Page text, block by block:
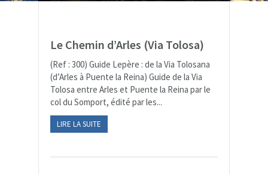
Le Chemin d’Arles (Via Tolosa)
(Ref : 300) Guide Lepère : de la Via Tolosana
(d’Arles à Puente la Reina) Guide de la Via
Tolosa entre Arles et Puente la Reina par le
col du Somport, édité par les...
LIRE LA SUITE